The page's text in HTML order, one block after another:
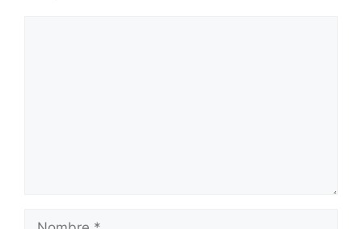
Nombre